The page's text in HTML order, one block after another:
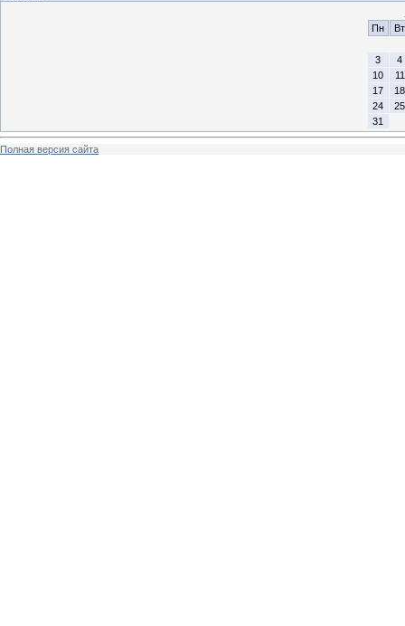
Пн
Вт
3
4
10
11
17
18
24
25
31
Полная версия сайта